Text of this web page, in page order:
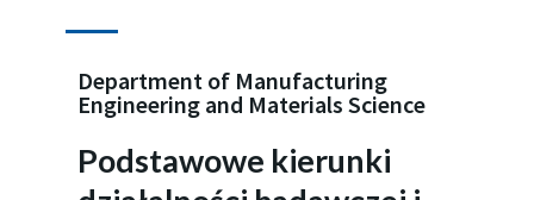
Department of Manufacturing
Engineering and Materials Science
Podstawowe kierunki